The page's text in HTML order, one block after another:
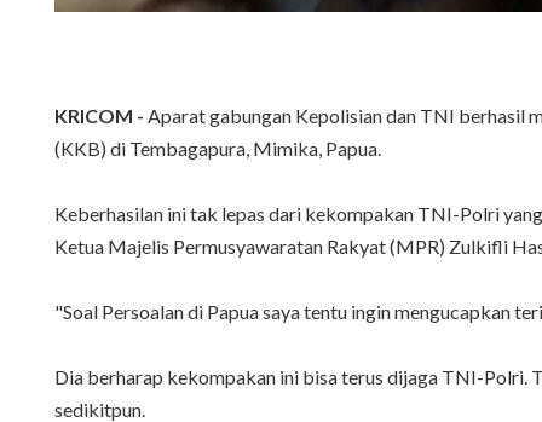
KRICOM - Aparat gabungan Kepolisian dan TNI berhasil
(KKB) di Tembagapura, Mimika, Papua.
Keberhasilan ini tak lepas dari kekompakan TNI-Polri
Ketua Majelis Permusyawaratan Rakyat (MPR) Zulkifli
"Soal Persoalan di Papua saya tentu ingin mengucapkan
Dia berharap kekompakan ini bisa terus dijaga TNI-Polri.
sedikitpun.